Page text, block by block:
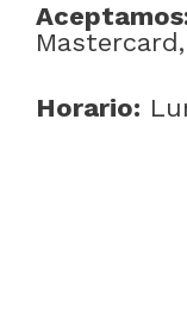
Horario: